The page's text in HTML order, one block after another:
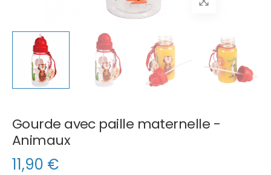
Gourde avec paille maternelle -
Animaux
11,90 €